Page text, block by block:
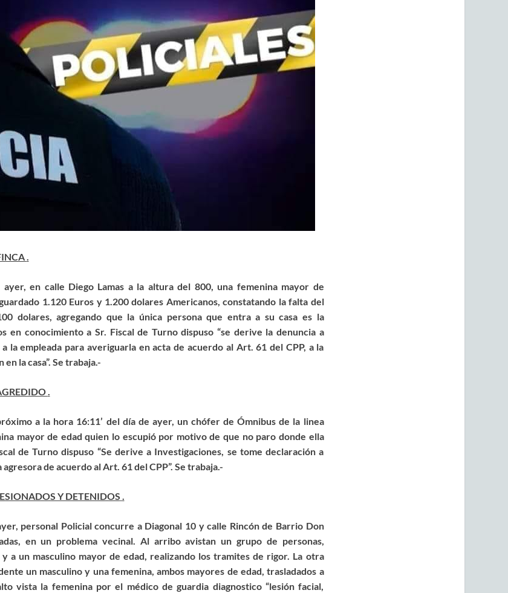
.
en calle Diego Lamas a la altura del 800, una femeninamayor de
1.120 Euros y 1.200 dolares Americanos,constatando la falta del
dolares,agregando que la única persona que entra a su casa es la
en conocimiento a Sr. Fiscal de Turno dispuso “se derive la denuncia a
la empleada para averiguarla en acta de acuerdo al Art. 61 del CPP, a la
la casa”. Se trabaja.-
.
a la hora 16:11’ del día de ayer, un chófer deÓmnibus de la linea
mayor de edad quien lo escupió por motivo de que no paro donde ella
de Turno dispuso “Se derive a Investigaciones, se tome declaración a
agresora de acuerdo al Art. 61 del CPP”. Se trabaja.-
Y DETENIDOS .
personal Policial concurre a Diagonal 10 ycalle Rincónde Barrio Don
en un problema vecinal. Al arriboavistan un grupo de personas,
a un masculino mayor de edad, realizando los tramites de rigor. La otra
un masculino y una femenina, ambos mayores de edad, trasladados a
vista la femenina por el médico de guardia diagnostico “lesión facial,